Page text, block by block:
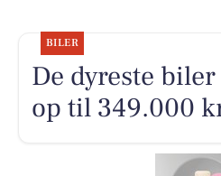
BILER
De dyreste
op til 349.000